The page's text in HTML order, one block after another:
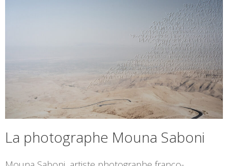
La photographe Mouna Saboni